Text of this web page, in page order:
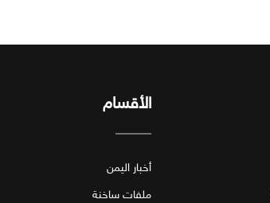
الأقسام
أخبار اليمن
ملفات ساخنة